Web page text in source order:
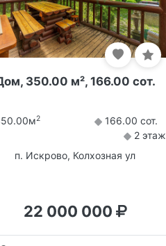
350.00 м², 166.00 сот.
2
166.00 сот.
2 этаж
п. Искрово, Колхозная ул
22 000 000